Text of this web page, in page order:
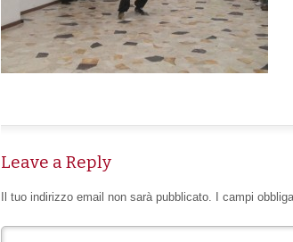
Leave a Reply
Il tuo indirizzo email non sarà pubblicato. I campi